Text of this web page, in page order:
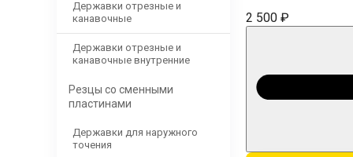
Державки отрезные и
канавочные
Державки отрезные и
канавочные внутренние
Резцы со сменными
пластинами
Державки для наружного
точения
2 500 ₽